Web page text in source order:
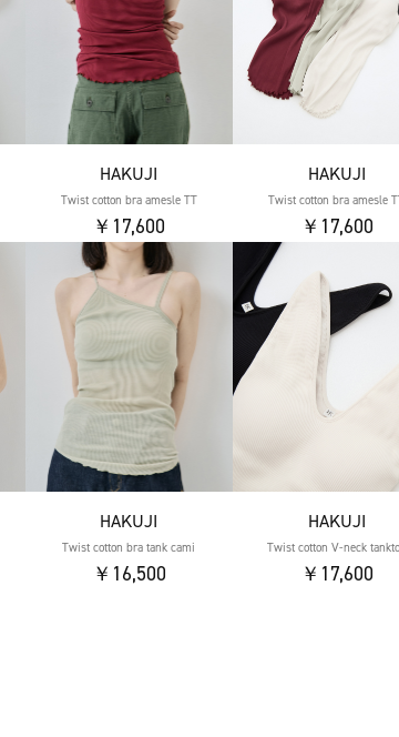
HAKUJI
Twist cotton bra amesle TT
￥17,600
HAKUJI
Twist cotton bra amesle
￥17,600
HAKUJI
Twist cotton bra tank cami
￥16,500
HAKUJI
Twist cotton V-neck
￥17,600